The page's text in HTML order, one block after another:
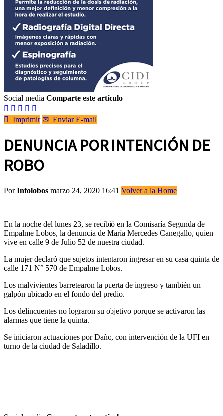
Social media Comparte este artículo
    
 Imprimir ✉ Enviar E-mail
DENUNCIA POR INTENCIÓN DE
ROBO
PorInfolobos marzo 24, 2020 16:41 Volver a la Home
En la noche del lunes 23, se recibió en la Comisaría Segunda de
Empalme Lobos, la denuncia de María Mercedes Canegallo, quien
vive en calle 9 de Julio 52 de nuestra ciudad.
La mujer declaró que sujetos intentaron ingresar en su casa quinta de
calle 171 N° 570 de Empalme Lobos.
Los malvivientes barretearon la puerta de ingreso y también un
galpón ubicado en el fondo del predio.
Los delincuentes no lograron su objetivo porque se activaron las
alarmas que tiene la quinta.
Se iniciaron actuaciones por Daño, con intervención de la UFI en
turno de la ciudad de Saladillo.